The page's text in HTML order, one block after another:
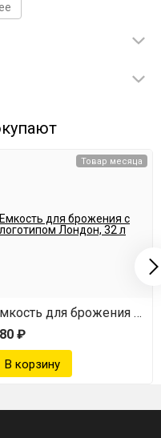
25 л. Вносим
крышкой с
Товар месяца
для брожения с
₽